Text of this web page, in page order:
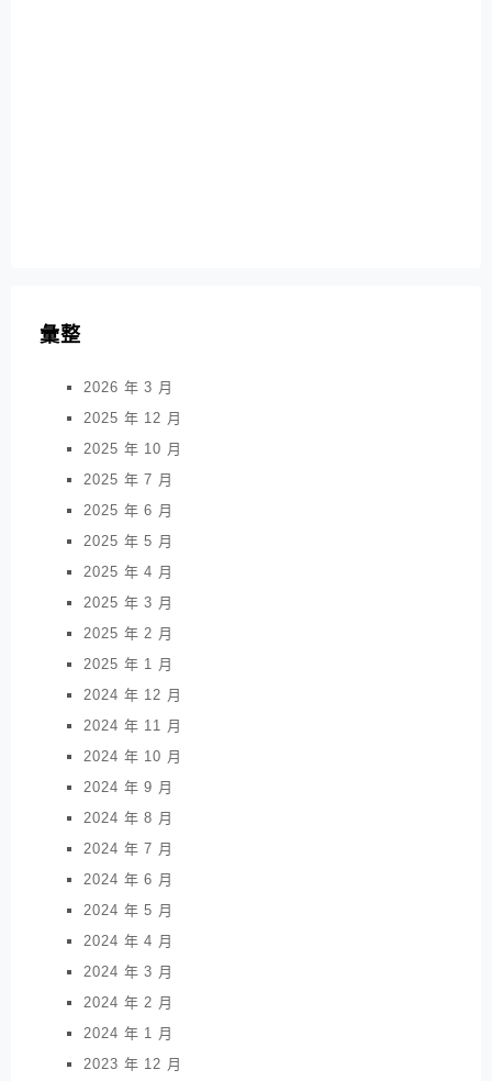
彙整
2026 年 3 月
2025 年 12 月
2025 年 10 月
2025 年 7 月
2025 年 6 月
2025 年 5 月
2025 年 4 月
2025 年 3 月
2025 年 2 月
2025 年 1 月
2024 年 12 月
2024 年 11 月
2024 年 10 月
2024 年 9 月
2024 年 8 月
2024 年 7 月
2024 年 6 月
2024 年 5 月
2024 年 4 月
2024 年 3 月
2024 年 2 月
2024 年 1 月
2023 年 12 月